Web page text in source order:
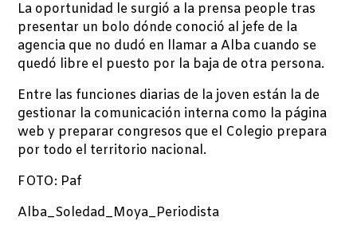
La oportunidad le surgió a la prensa people tras
presentar un bolo dónde conoció al jefe de la
agencia que no dudó en llamar a Alba cuando se
quedó libre el puesto por la baja de otra persona.
Entre las funciones diarias de la joven están la de
gestionar la comunicación interna como la página
web y preparar congresos que el Colegio prepara
por todo el territorio nacional.
FOTO: Paf
Alba_Soledad_Moya_Periodista